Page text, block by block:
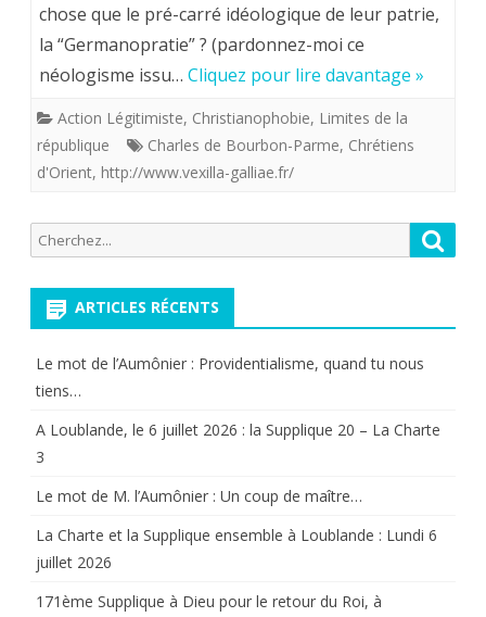
Chrétienté
du
la
de
Parme
chose que le pré-carré idéologique de leur patrie,
la “Germanopratie” ? (pardonnez-moi ce
néologisme issu… Cliquez pour lire davantage »
Action Légitimiste, Christianophobie, Limites de la
république
Charles de Bourbon-Parme, Chrétiens
d'Orient, http://www.vexilla-galliae.fr/
Recherche
pour:
ARTICLES RÉCENTS
Le mot de l’Aumônier : Providentialisme, quand tu nous
tiens…
A Loublande, le 6 juillet 2026 : la Supplique 20 – La Charte
3
Le mot de M. l’Aumônier : Un coup de maître…
La Charte et la Supplique ensemble à Loublande : Lundi 6
juillet 2026
171ème Supplique à Dieu pour le retour du Roi, à